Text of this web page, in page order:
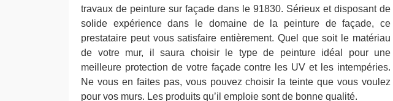
travaux de peinture sur façade dans le 91830. Sérieux et disposant de
solide expérience dans le domaine de la peinture de façade, ce
prestataire peut vous satisfaire entièrement. Quel que soit le matériau
de votre mur, il saura choisir le type de peinture idéal pour une
meilleure protection de votre façade contre les UV et les intempéries.
Ne vous en faites pas, vous pouvez choisir la teinte que vous voulez
pour vos murs. Les produits qu’il emploie sont de bonne qualité.